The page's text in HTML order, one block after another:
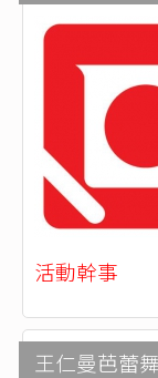
活動幹事
王仁曼芭蕾